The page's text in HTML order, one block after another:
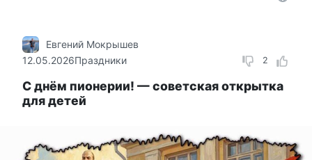
2
Евгений Мокрышев
12.05.2026Праздники
С днём пионерии! — советская открытка
для детей